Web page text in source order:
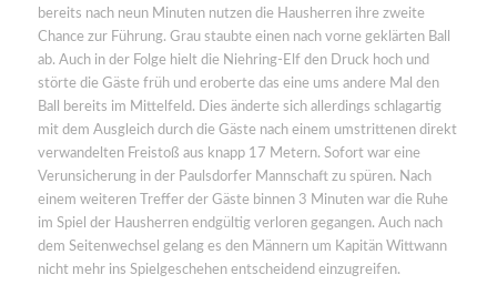
bereits nach neun Minuten nutzen die Hausherren ihre zweite
Chance zur Führung. Grau staubte einen nach vorne geklärten Ball
ab. Auch in der Folge hielt die Niehring-Elf den Druck hoch und
störte die Gäste früh und eroberte das eine ums andere Mal den
Ball bereits im Mittelfeld. Dies änderte sich allerdings schlagartig
mit dem Ausgleich durch die Gäste nach einem umstrittenen direkt
verwandelten Freistoß aus knapp 17 Metern. Sofort war eine
Verunsicherung in der Paulsdorfer Mannschaft zu spüren. Nach
einem weiteren Treffer der Gäste binnen 3 Minuten war die Ruhe
im Spiel der Hausherren endgültig verloren gegangen. Auch nach
dem Seitenwechsel gelang es den Männern um Kapitän Wittwann
nicht mehr ins Spielgeschehen entscheidend einzugreifen.